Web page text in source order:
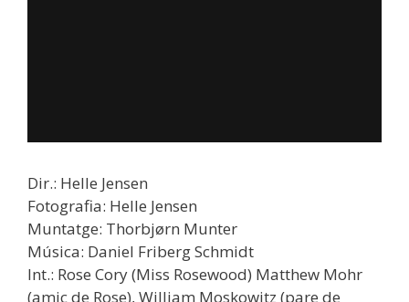
Dir.: Helle Jensen
Fotografia: Helle Jensen
Muntatge: Thorbjørn Munter
Música: Daniel Friberg Schmidt
Int.: Rose Cory (Miss Rosewood) Matthew Mohr
(amic de Rose), William Moskowitz (pare de